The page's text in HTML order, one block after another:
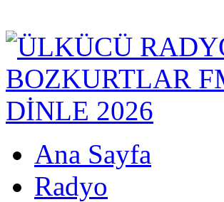
Ana Sayfa
Radyo